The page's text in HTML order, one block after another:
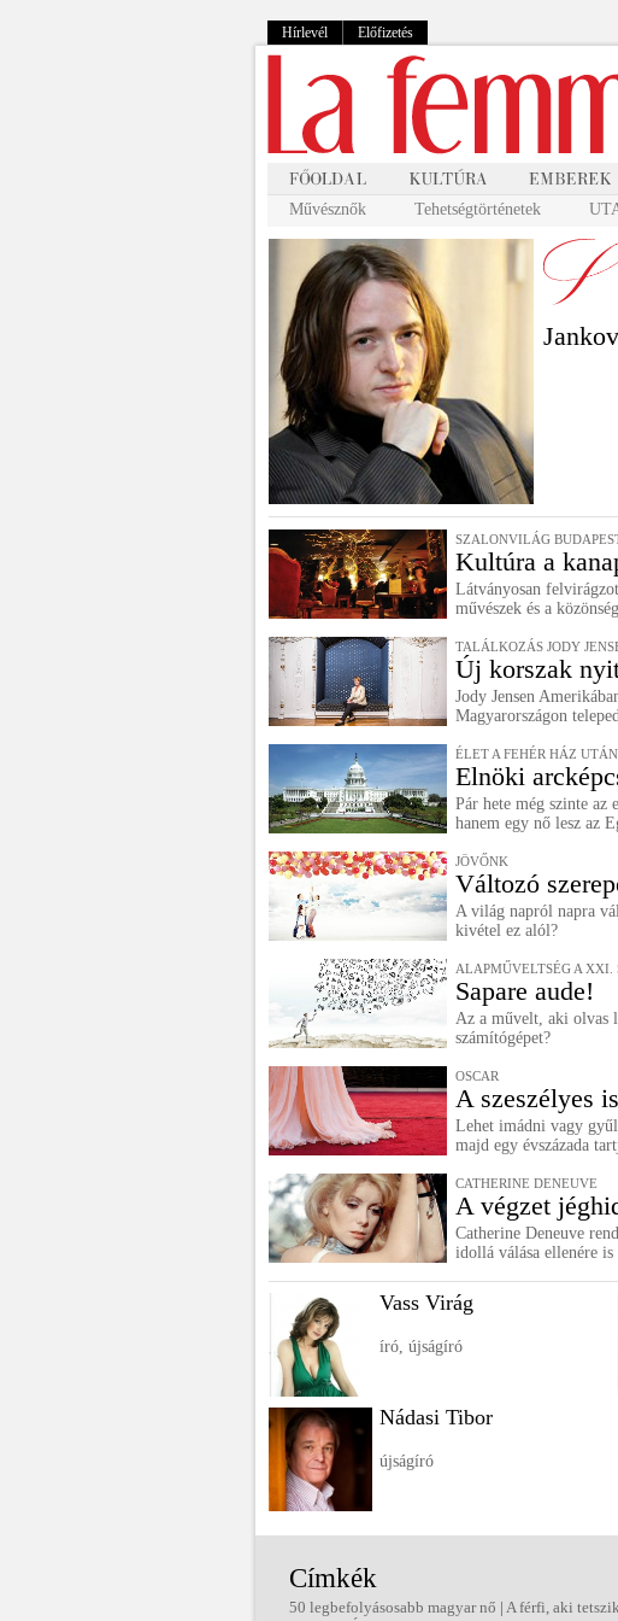
Hírlevél Előfizetés
Művésznők Tehetségtörténetek
SZALONVILÁG
Kultúra a
Látványosan
művészek és a
TALÁLKOZÁS JODY
Új korszak
Jody Jensen
Magyarországon
ÉLET A FEHÉR HÁZ UTÁN
Elnöki
Pár hete még szinte
hanem egy nő lesz az
JÖVŐNK
Változó
A világ napról napra
kivétel ez alól?
ALAPMŰVELTSÉG A XXI.
Sapare aude!
Az a művelt, aki olvas
számítógépet?
OSCAR
A szeszélyes
Lehet imádni vagy
majd egy évszázada
CATHERINE DENEUVE
A végzet
Catherine Deneuve
idollá válása ellenére
Vass Virág
író, újságíró
Nádasi Tibor
újságíró
Címkék
50 legbefolyásosabb magyar nő | A férfi, aki